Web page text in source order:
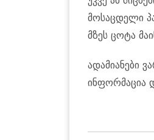
მოსაცდელი
მზეს ცოტა
ადამიანები
ინფორმაცია